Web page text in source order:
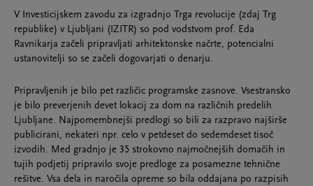
V Investicijskem zavodu za izgradnjo Trga revolucije (zdaj Trg
republike) v Ljubljani (IZITR) so pod vodstvom prof. Eda
Ravnikarja začeli pripravljati arhitektonske načrte, potencialni
ustanovitelji so se začeli dogovarjati o denarju.
Pripravljenih je bilo pet različic programske zasnove. Vsestransko
je bilo preverjenih devet lokacij za dom na različnih predelih
Ljubljane. Najpomembnejši predlogi so bili za razpravo najširše
publicirani, nekateri npr. celo v petdeset do sedemdeset tisoč
izvodih. Med gradnjo je 35 strokovno najmočnejših domačih in
tujih podjetij pripravilo svoje predloge za posamezne tehnične
rešitve. Vsa dela in naročila opreme so bila oddajana po razpisih